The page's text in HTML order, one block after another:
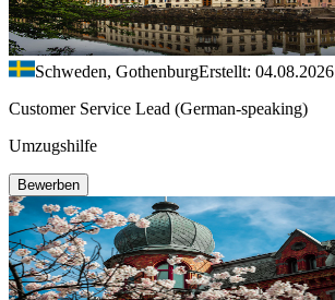
Schweden, GothenburgErstellt: 04.08.2026
Customer Service Lead (German-speaking)
Umzugshilfe
Bewerben